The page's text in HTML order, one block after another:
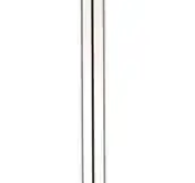
ve 1,4 litre kapasiteye
blender, hızlı ve etkili